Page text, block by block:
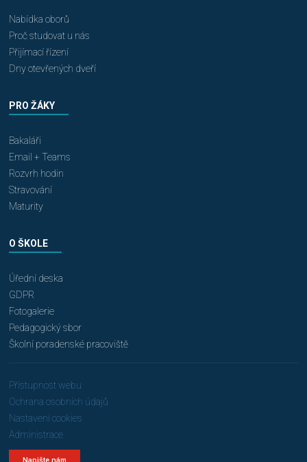
Nabídka oborů
Proč studovat u nás
Přijímací řízení
Dny otevřených dveří
PRO ŽÁKY
Bakaláři
Email + Teams
Rozvrh hodin
Stravování
Maturity
O ŠKOLE
Úřední deska
GDPR
Fotogalerie
Pedagogický sbor
Školní poradenské pracoviště
Přístupnost webu
Ochrana osobních údajů
Nastavení cookies
Administrace